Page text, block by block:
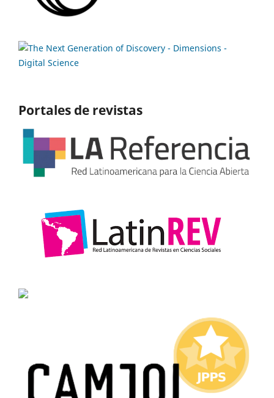
Portales de revistas